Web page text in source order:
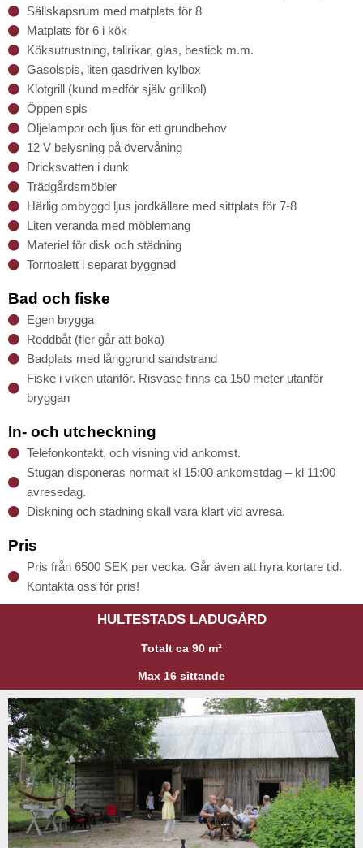
Sällskapsrum med matplats för 8
Matplats för 6 i kök
Köksutrustning, tallrikar, glas, bestick m.m.
Gasolspis, liten gasdriven kylbox
Klotgrill (kund medför själv grillkol)
Öppen spis
Oljelampor och ljus för ett grundbehov
12 V belysning på övervåning
Dricksvatten i dunk
Trädgårdsmöbler
Härlig ombyggd ljus jordkällare med sittplats för 7-8
Liten veranda med möblemang
Materiel för disk och städning
Torrtoalett i separat byggnad
Bad och fiske
Egen brygga
Roddbåt (fler går att boka)
Badplats med långgrund sandstrand
Fiske i viken utanför. Risvase finns ca 150 meter utanför
bryggan
In- och utcheckning
Telefonkontakt, och visning vid ankomst.
Stugan disponeras normalt kl 15:00 ankomstdag – kl 11:00
avresedag.
Diskning och städning skall vara klart vid avresa.
Pris
Pris från 6500 SEK per vecka. Går även att hyra kortare tid.
Kontakta oss för pris!
HULTESTADS LADUGÅRD
Totalt ca 90 m²
Max 16 sittande